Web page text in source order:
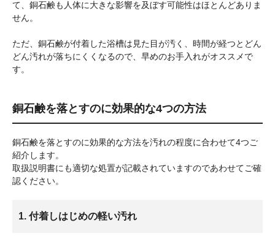
て、銅石鹸も人体に大きな影響を及ぼす可能性はほとんどありま
せん。
ただ、銅石鹸が付着した浴槽は見た目が汚く、時間が経つとどん
どん汚れが落ちにくくなるので、早めのお手入れがオススメで
す。
銅石鹸を落とすのに効果的な4つの方法
銅石鹸を落とすのに効果的な方法を汚れの程度に合わせて4つご
紹介します。
取扱説明書にも適切な処置が記載されていますのであわせてご確
認ください。
1. 付着しはじめの軽い汚れ